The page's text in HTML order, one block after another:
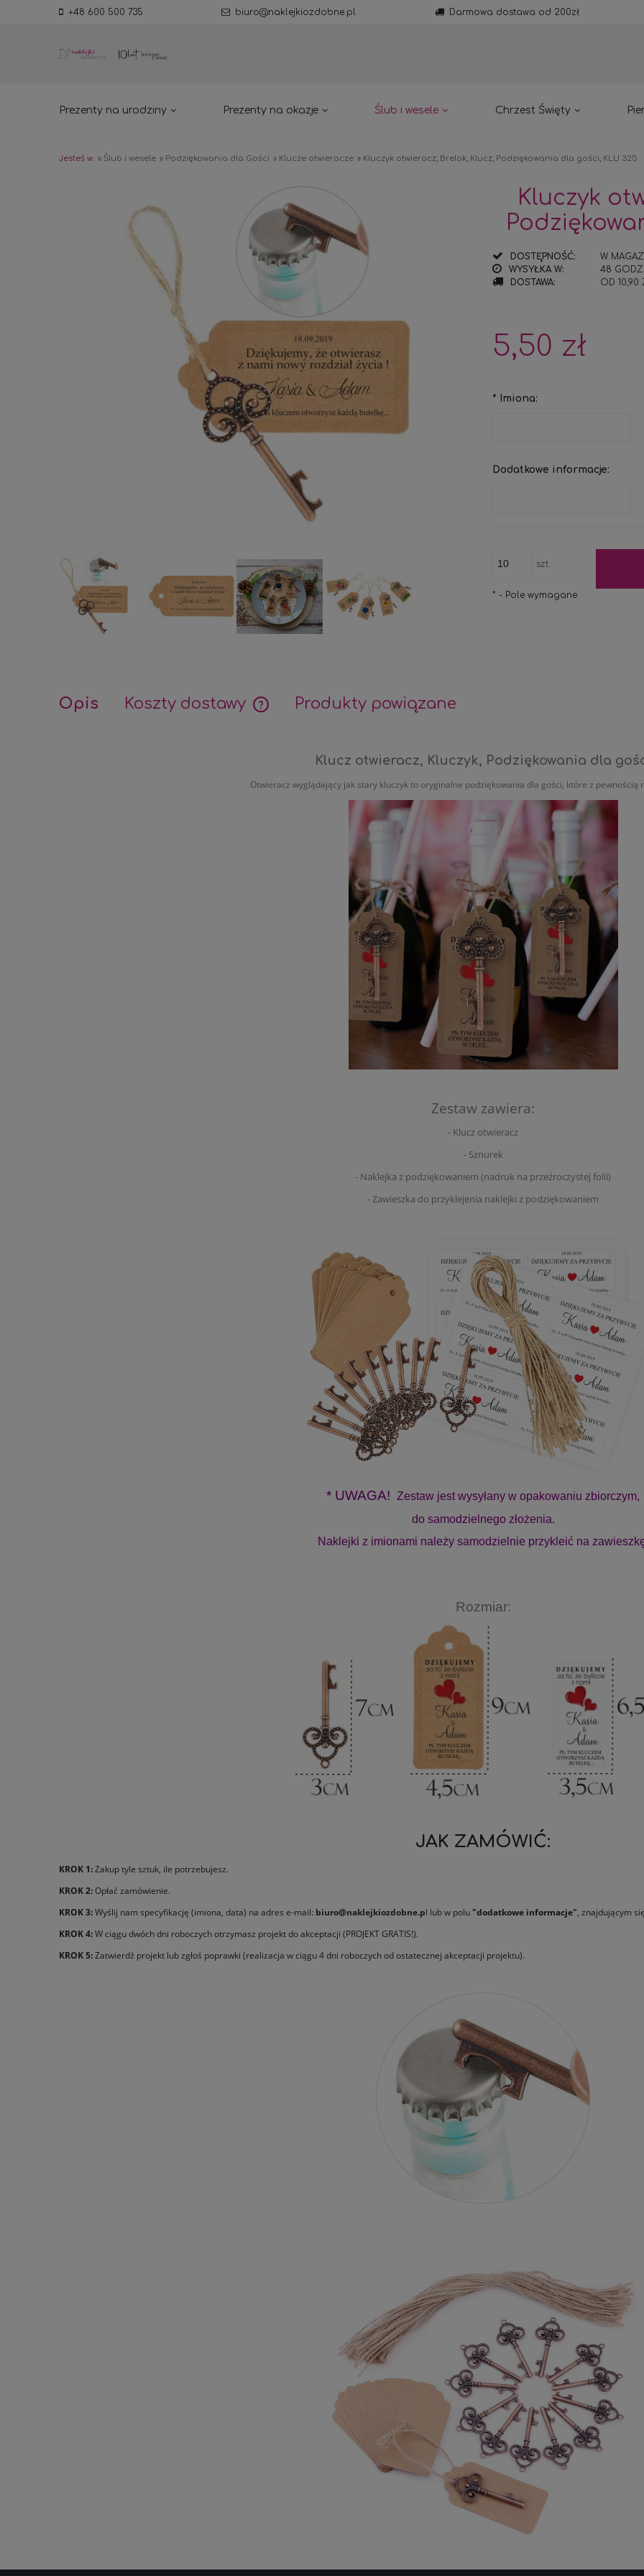
+48 600 500 735 biuro@naklejkiozdobne.pl Darmowa dostawa od 200zł
Prezenty na urodziny Prezenty na okazje Ślub i wesele Chrzest Święty
Jesteś w: » Ślub i wesele » Podziękowania dla Gości » Klucze otwieracze » Kluczyk otwieracz, Brelok, Klucz, Podziękowania dla gości, KLU 325
Kluczyk
DOSTĘPNOŚĆ:
W
WYSYŁKA W:
48
DOSTAWA:
OD 10,90
5,50 zł
* Imiona:
Dodatkowe informacje:
szt.
* - Pole wymagane
Opis Koszty dostawy Produkty powiązane
Klucz otwieracz, Kluczyk, Podziękowania dla
Otwieracz wyglądający jak stary kluczyk to oryginalne podziękowania dla gości, które z pewnością
Zestaw zawiera:
- Klucz otwieracz
- Sznurek
- Naklejka z podziękowaniem (nadruk na przeźroczystej folii)
- Zawieszka do przyklejenia naklejki z podziękowaniem
* UWAGA! Zestaw jest wysyłany w opakowaniu zbiorczym,
do samodzielnego złożenia.
Naklejki z imionami należy samodzielnie przykleić na
Rozmiar:
JAK ZAMÓWIĆ:
KROK 1:Zakup tyle sztuk, ile potrzebujesz.
KROK 2:Opłać zamówienie.
KROK 3:Wyślij nam specyfikację (imiona, data) na adres e-mail: biuro@naklejkiozdobne.pl lub w polu "dodatkowe informacje", znajdującym
KROK 4:W ciągu dwóch dni roboczych otrzymasz projekt do akceptacji (PROJEKT GRATIS!).
KROK 5:Zatwierdź projekt lub zgłoś poprawki (realizacja w ciągu 4 dni roboczych od ostatecznej akceptacji projektu).